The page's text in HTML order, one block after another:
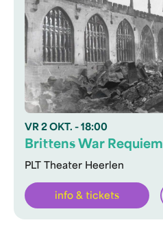
VR 2 OKT. - 18:00
PLT Theater Heerlen
Brittens War Requiem
info & tickets